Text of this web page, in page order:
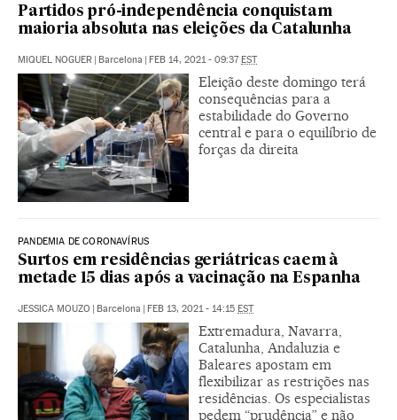
Partidos pró-independência conquistam
maioria absoluta nas eleições da Catalunha
MIQUEL NOGUER Barcelona FEB 14, 2021 - 09:37 EST
Eleição deste domingo terá
consequências para a
estabilidade do Governo
central e para o equilíbrio de
forças da direita
PANDEMIA DE CORONAVÍRUS
Surtos em residências geriátricas caem à
metade 15 dias após a vacinação na Espanha
JESSICA MOUZO | Barcelona | FEB 13, 2021 - 14:15 EST
Extremadura, Navarra,
Catalunha, Andaluzia e
Baleares apostam em
flexibilizar as restrições nas
residências. Os especialistas
pedem “prudência” e não